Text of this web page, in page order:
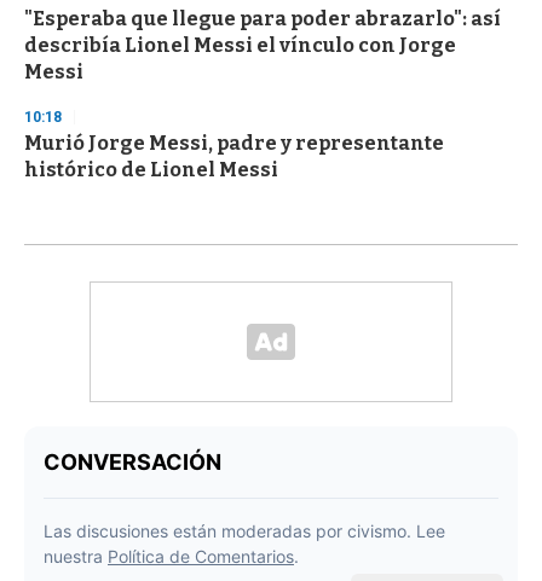
"Esperaba que llegue para poder abrazarlo": así
describía Lionel Messi el vínculo con Jorge
Messi
10:18
Murió Jorge Messi, padre y representante
histórico de Lionel Messi